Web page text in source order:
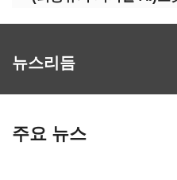
뉴스리듬
주요 뉴스